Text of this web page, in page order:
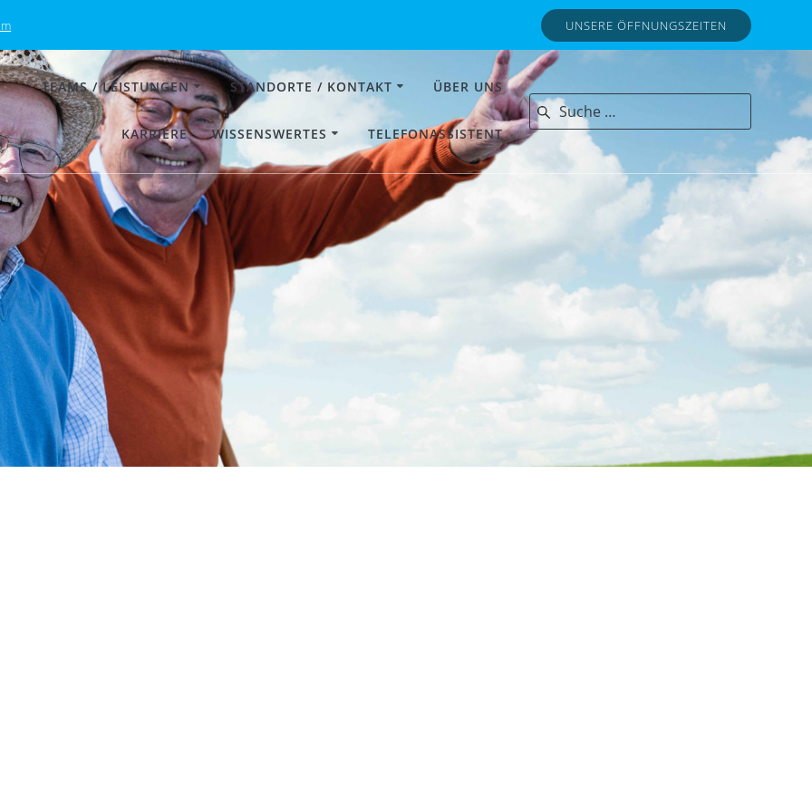
UNSERE ÖFFNUNGSZEITEN
TEAMS / LEISTUNGEN STANDORTE / KONTAKT ÜBER UNS
KARRIERE WISSENSWERTES TELEFONASSISTENT